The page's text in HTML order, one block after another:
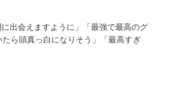
出会えますように」「最強で最高のグ
ら頭真っ白になりそう」「最高すぎ